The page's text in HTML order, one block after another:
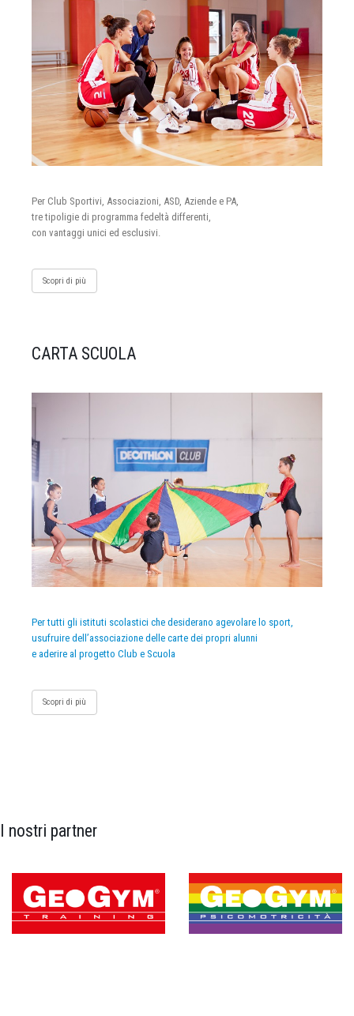
Per Club Sportivi, Associazioni, ASD, Aziende e PA,
tre tipoligie di programma fedeltà differenti,
con vantaggi unici ed esclusivi.
Scopri di più
CARTA SCUOLA
Per tutti gli istituti scolastici che desiderano agevolare lo sport,
usufruire dell’associazione delle carte dei propri alunni
e aderire al progetto Club e Scuola
Scopri di più
I nostri partner